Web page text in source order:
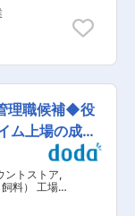
理職候補◆役
ム上場の成長
ントストア,
料） 工場長